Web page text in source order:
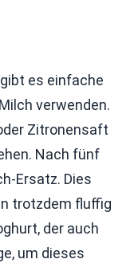
es einfache
verwenden.
Zitronensaft
Nach fünf
Ersatz. Dies
trotzdem fluffig
der auch
um dieses